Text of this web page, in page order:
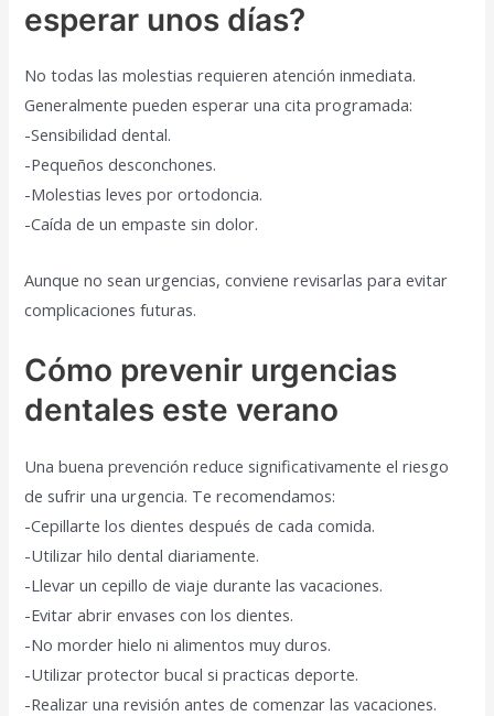
esperar unos días?
No todas las molestias requieren atención inmediata.
Generalmente pueden esperar una cita programada:
-Sensibilidad dental.
-Pequeños desconchones.
-Molestias leves por ortodoncia.
-Caída de un empaste sin dolor.
Aunque no sean urgencias, conviene revisarlas para evitar
complicaciones futuras.
Cómo prevenir urgencias
dentales este verano
Una buena prevención reduce significativamente el riesgo
de sufrir una urgencia. Te recomendamos:
-Cepillarte los dientes después de cada comida.
-Utilizar hilo dental diariamente.
-Llevar un cepillo de viaje durante las vacaciones.
-Evitar abrir envases con los dientes.
-No morder hielo ni alimentos muy duros.
-Utilizar protector bucal si practicas deporte.
-Realizar una revisión antes de comenzar las vacaciones.